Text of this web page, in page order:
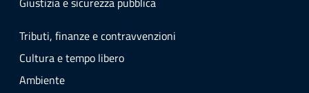
Tributi, finanze e contravvenzioni
Cultura e tempo libero
Ambiente